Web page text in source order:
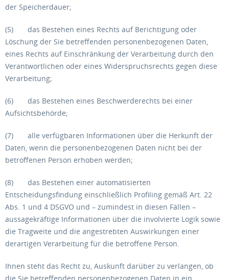
der Speicherdauer;
(5) das Bestehen eines Rechts auf Berichtigung oder
Löschung der Sie betreffenden personenbezogenen Daten,
eines Rechts auf Einschränkung der Verarbeitung durch den
Verantwortlichen oder eines Widerspruchsrechts gegen diese
Verarbeitung;
(6) das Bestehen eines Beschwerderechts bei einer
Aufsichtsbehörde;
(7) alle verfügbaren Informationen über die Herkunft der
Daten, wenn die personenbezogenen Daten nicht bei der
betroffenen Person erhoben werden;
(8) das Bestehen einer automatisierten
Entscheidungsfindung einschließlich Profiling gemäß Art. 22
Abs. 1 und 4 DSGVO und – zumindest in diesen Fällen –
aussagekräftige Informationen über die involvierte Logik sowie
die Tragweite und die angestrebten Auswirkungen einer
derartigen Verarbeitung für die betroffene Person.
Ihnen steht das Recht zu, Auskunft darüber zu verlangen, ob